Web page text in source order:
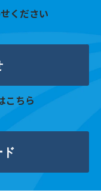
ください
こちら
ド